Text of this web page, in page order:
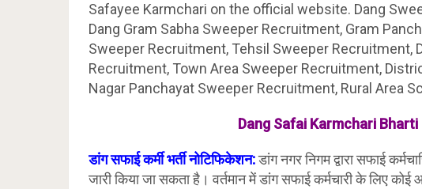
Safayee Karmchari on the official website. Dang
Dang Gram Sabha Sweeper Recruitment, Gram
Sweeper Recruitment, Tehsil Sweeper Recruitment,
Recruitment, Town Area Sweeper Recruitment,
Nagar Panchayat Sweeper Recruitment, Rural Area
Dang Safai Karmchari
डांग सफाई कर्मी भर्ती नोटिफिकेशन:डांग नगर निगम द्वारा सफाई
जारी किया जा सकता है। वर्तमान में डांग सफाई कर्मचारी के लिए